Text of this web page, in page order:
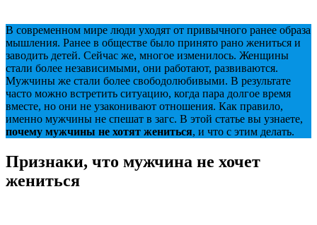
В современном мире люди уходят от привычного ранее образа
мышления. Ранее в обществе было принято рано жениться и
заводить детей. Сейчас же, многое изменилось. Женщины
стали более независимыми, они работают, развиваются.
Мужчины же стали более свободолюбивыми. В результате
часто можно встретить ситуацию, когда пара долгое время
вместе, но они не узаконивают отношения. Как правило,
именно мужчины не спешат в загс. В этой статье вы узнаете,
почему мужчины не хотят жениться, и что с этим делать.
Признаки, что мужчина не хочет
жениться